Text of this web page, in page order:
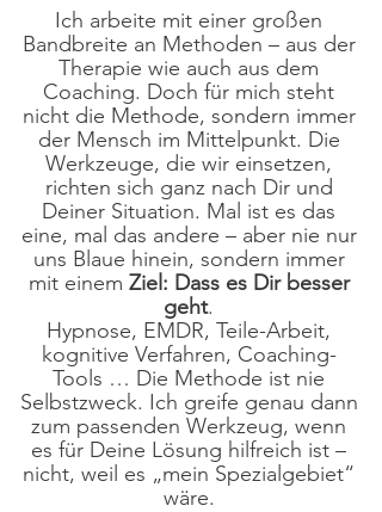
Ich arbeite mit einer großen
Bandbreite an Methoden – aus der
Therapie wie auch aus dem
Coaching. Doch für mich steht
nicht die Methode, sondern immer
der Mensch im Mittelpunkt. Die
Werkzeuge, die wir einsetzen,
richten sich ganz nach Dir und
Deiner Situation. Mal ist es das
eine, mal das andere – aber nie nur
uns Blaue hinein, sondern immer
mit einem Ziel: Dass es Dir besser
geht.
Hypnose, EMDR, Teile-Arbeit,
kognitive Verfahren, Coaching-
Tools … Die Methode ist nie
Selbstzweck. Ich greife genau dann
zum passenden Werkzeug, wenn
es für Deine Lösung hilfreich ist –
nicht, weil es „mein Spezialgebiet“
wäre.